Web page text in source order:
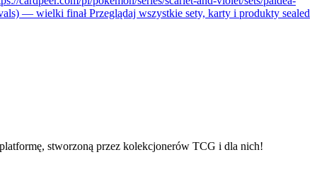
— wielki finał Przeglądaj wszystkie sety, karty i produkty sealed
stworzoną przez kolekcjonerów TCG i dla nich!